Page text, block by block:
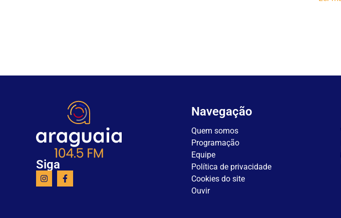
Siga
Navegação
Quem somos
Programação
Equipe
Política de privacidade
Cookies do site
Ouvir